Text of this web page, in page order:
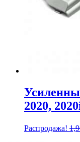
2020,
Распродажа!